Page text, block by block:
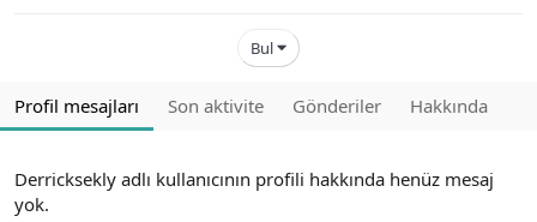
Bul
Profil mesajları Son aktivite Gönderiler Hakkında
Derricksekly adlı kullanıcının profili hakkında henüz mesaj
yok.